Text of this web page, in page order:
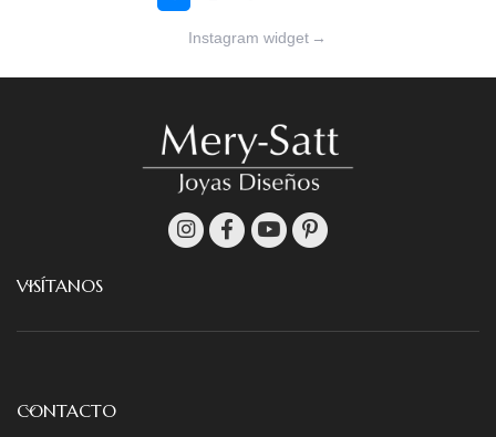
Instagram widget →
VISÍTANOS
CONTACTO